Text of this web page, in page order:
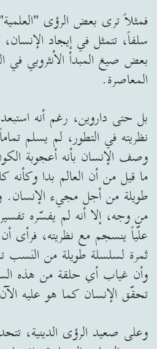
فمثلاً ترى بعض الرؤى
سلفاً، تتمثل في إيجاد
بعض صيغ المبدأ الأنثروبي في
المعاصرة.
بل حتى داروين، رغم أنه
نظريته في التطور، لم يسلم
وصف الإنسان بأنه أعجوبة
ما قيل من أن العالم بدا
طويلة من أجل مجيء الإنسان.
من وجه، إلا أنه لم يفسّره
علّياً ينسجم مع نظريته، فرأى
ثمرة لسلسلة طويلة من النَسب
وأن غياب أي حلقة من هذه
تحقّق الإنسان كما هو عليه الآن
وعلى صعيد الرؤى الدينية،